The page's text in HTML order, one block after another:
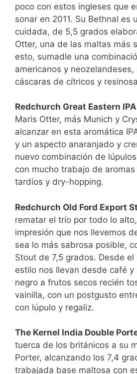
poco con estos ingleses que
sonar en 2011. Su Bethnal es
cuidada, de 5,5 grados
Otter, una de las maltas más
esto, sumadle una
americanos y
cáscaras de cítricos y
Redchurch Great Eastern IPA
Maris Otter, más Munich y
alcanzar en esta aromática
y un aspecto anaranjado y
nuevo combinación de
con mucho trabajo de aromas
tardíos y dry-hopping.
Redchurch Old Ford Export
rematar el trío por todo lo
impresión que nos llevemos
sea lo más sabrosa posible,
Stout de 7,5 grados. Desde
estilo nos llevan desde café y
negro a frutos secos recién
vainilla, con un postgusto
con lúpulo y regaliz.
The Kernel India Double
tuerca de los británicos a su
Porter, alcanzando los 7,4
trabajada base maltosa con